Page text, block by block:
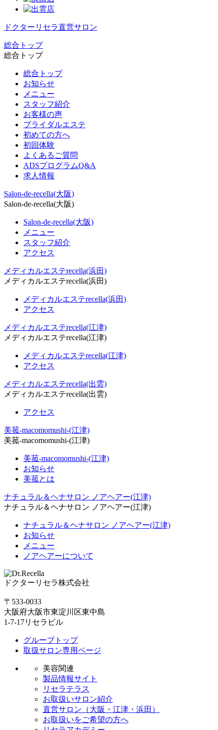
ドクターリセラ直営サロン
総合トップ
総合トップ
総合トップ
お知らせ
メニュー
スタッフ紹介
お客様の声
ブライダルエステ
初めての方へ
初回体験
よくあるご質問
ADSプログラムQ&A
求人情報
Salon-de-recella(大阪)
Salon-de-recella(大阪)
Salon-de-recella(大阪)
メニュー
スタッフ紹介
アクセス
メディカルエステrecella(浜田)
メディカルエステrecella(浜田)
メディカルエステrecella(浜田)
アクセス
メディカルエステrecella(江津)
メディカルエステrecella(江津)
メディカルエステrecella(江津)
アクセス
メディカルエステrecella(出雲)
メディカルエステrecella(出雲)
アクセス
美菰-macomomushi-(江津)
美菰-macomomushi-(江津)
美菰-macomomushi-(江津)
お知らせ
美菰とは
ナチュラル＆ヘナサロン ノアヘアー(江津)
ナチュラル＆ヘナサロン ノアヘアー(江津)
ナチュラル＆ヘナサロン ノアヘアー(江津)
お知らせ
メニュー
ノアヘアーについて
ドクターリセラ株式会社
〒533-0033
大阪府大阪市東淀川区東中島
1-7-17リセラビル
グループトップ
取扱サロン専用ページ
美容関連
製品情報サイト
リセラテラス
お取扱いサロン紹介
直営サロン（大阪・江津・浜田）
お取扱いをご希望の方へ